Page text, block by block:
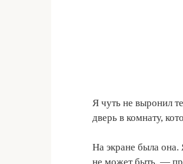
Я чуть не выронил
дверь в комнату,
На экране была